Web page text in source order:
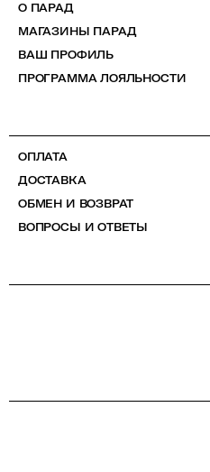
О ПАРАД
МАГАЗИНЫ ПАРАД
ВАШ ПРОФИЛЬ
ПРОГРАММА ЛОЯЛЬНОСТИ
ОПЛАТА
ДОСТАВКА
ОБМЕН И ВОЗВРАТ
ВОПРОСЫ И ОТВЕТЫ